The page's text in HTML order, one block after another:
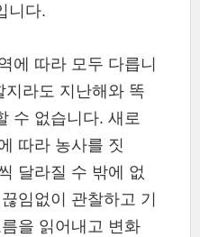
니다.
에 따라 모두 다릅니
지라도 지난해와 똑
수 없습니다. 새로
따라 농사를 짓
달라질 수 밖에 없
임없이 관찰하고 기
을 읽어내고 변화